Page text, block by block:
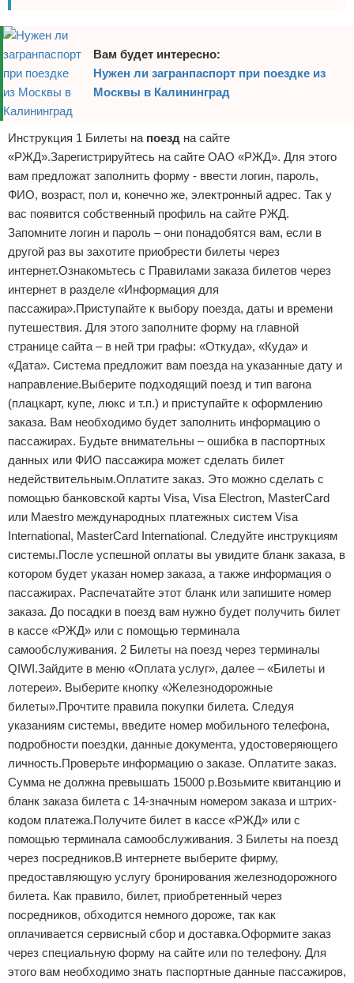
Вам будет интересно:
Нужен ли загранпаспорт при поездке из
Москвы в Калининград
Инструкция 1 Билеты на поезд на сайте
«РЖД».Зарегистрируйтесь на сайте ОАО «РЖД». Для этого
вам предложат заполнить форму - ввести логин, пароль,
ФИО, возраст, пол и, конечно же, электронный адрес. Так у
вас появится собственный профиль на сайте РЖД.
Запомните логин и пароль – они понадобятся вам, если в
другой раз вы захотите приобрести билеты через
интернет.Ознакомьтесь с Правилами заказа билетов через
интернет в разделе «Информация для
пассажира».Приступайте к выбору поезда, даты и времени
путешествия. Для этого заполните форму на главной
странице сайта – в ней три графы: «Откуда», «Куда» и
«Дата». Система предложит вам поезда на указанные дату и
направление.Выберите подходящий поезд и тип вагона
(плацкарт, купе, люкс и т.п.) и приступайте к оформлению
заказа. Вам необходимо будет заполнить информацию о
пассажирах. Будьте внимательны – ошибка в паспортных
данных или ФИО пассажира может сделать билет
недействительным.Оплатите заказ. Это можно сделать с
помощью банковской карты Visa, Visa Electron, MasterCard
или Maestro международных платежных систем Visa
International, MasterCard International. Следуйте инструкциям
системы.После успешной оплаты вы увидите бланк заказа, в
котором будет указан номер заказа, а также информация о
пассажирах. Распечатайте этот бланк или запишите номер
заказа. До посадки в поезд вам нужно будет получить билет
в кассе «РЖД» или с помощью терминала
самообслуживания. 2 Билеты на поезд через терминалы
QIWI.Зайдите в меню «Оплата услуг», далее – «Билеты и
лотереи». Выберите кнопку «Железнодорожные
билеты».Прочтите правила покупки билета. Следуя
указаниям системы, введите номер мобильного телефона,
подробности поездки, данные документа, удостоверяющего
личность.Проверьте информацию о заказе. Оплатите заказ.
Сумма не должна превышать 15000 р.Возьмите квитанцию и
бланк заказа билета с 14-значным номером заказа и штрих-
кодом платежа.Получите билет в кассе «РЖД» или с
помощью терминала самообслуживания. 3 Билеты на поезд
через посредников.В интернете выберите фирму,
предоставляющую услугу бронирования железнодорожного
билета. Как правило, билет, приобретенный через
посредников, обходится немного дороже, так как
оплачивается сервисный сбор и доставка.Оформите заказ
через специальную форму на сайте или по телефону. Для
этого вам необходимо знать паспортные данные пассажиров,